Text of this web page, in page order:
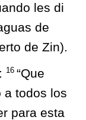
les di
de
de Zin).
16 “Que
a todos los
para esta